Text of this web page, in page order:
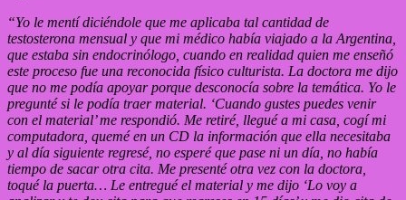
“Yo le mentí diciéndole que me aplicaba tal cantidad de
testosterona mensual y que mi médico había viajado a la Argentina,
que estaba sin endocrinólogo, cuando en realidad quien me enseñó
este proceso fue una reconocida físico culturista. La doctora me dijo
que no me podía apoyar porque desconocía sobre la temática. Yo le
pregunté si le podía traer material. ‘Cuando gustes puedes venir
con el material’ me respondió. Me retiré, llegué a mi casa, cogí mi
computadora, quemé en un CD la información que ella necesitaba
y al día siguiente regresé, no esperé que pase ni un día, no había
tiempo de sacar otra cita. Me presenté otra vez con la doctora,
toqué la puerta… Le entregué el material y me dijo ‘Lo voy a